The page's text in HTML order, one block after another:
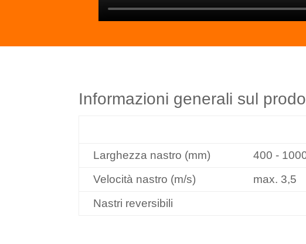
Informazioni generali sul
Larghezza nastro (mm) 400 -
Velocità nastro (m/s)
max. 3,5
Nastri reversibili